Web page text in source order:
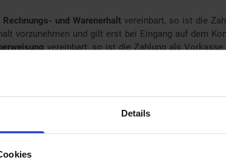
Details
und Warenerhalt vereinbart, so ist die
vorzunehmen und gilt erst bei Eingang auf dem
vereinbart, so ist die Zahlung als
kann nur mit unbestrittenen oder rechtskräftig
durch den Käufer ist ausgeschlossen.
der Käufer Unternehmer ist:
Geltendmachung eines Zurückbehaltungsrechts
und ist unbestritten oder rechtskräftig
bei Zusendung der Waren an den Käufer
der Käufer Verbraucher ist: